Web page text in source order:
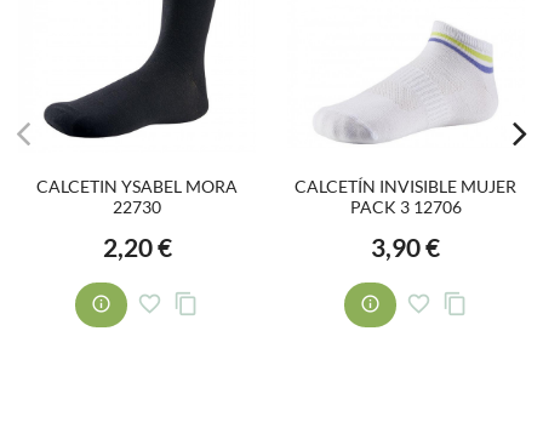
CALCETIN YSABEL MORA
22730
Precio
2,20 €
CALCETÍN INVISIBLE MUJER
PACK 3 12706
Precio
3,90 €